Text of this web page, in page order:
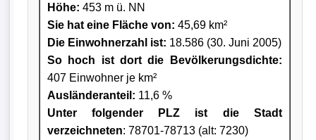
Höhe: 453 m ü. NN
Sie hat eine Fläche von: 45,69 km²
Die Einwohnerzahl ist: 18.586 (30. Juni 2005)
So hoch ist dort die Bevölkerungsdichte:
407 Einwohner je km²
Ausländeranteil: 11,6 %
Unter folgender PLZ ist die Stadt
verzeichneten: 78701-78713 (alt: 7230)